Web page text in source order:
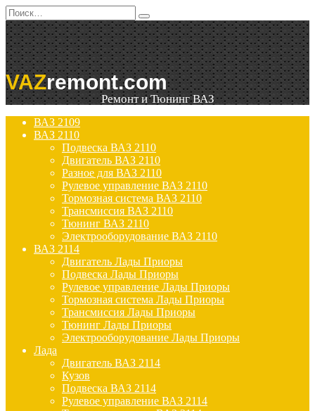
Перейти
к
содержанию
Search
for:
VAZremont.com
Ремонт и Тюнинг ВАЗ
ВАЗ 2109
ВАЗ 2110
Подвеска ВАЗ 2110
Двигатель ВАЗ 2110
Разное для ВАЗ 2110
Рулевое управление ВАЗ 2110
Тормозная система ВАЗ 2110
Трансмиссия ВАЗ 2110
Тюнинг ВАЗ 2110
Электрооборудование ВАЗ 2110
ВАЗ 2114
Двигатель Лады Приоры
Подвеска Лады Приоры
Рулевое управление Лады Приоры
Тормозная система Лады Приоры
Трансмиссия Лады Приоры
Тюнинг Лады Приоры
Электрооборудование Лады Приоры
Лада
Двигатель ВАЗ 2114
Кузов
Подвеска ВАЗ 2114
Рулевое управление ВАЗ 2114